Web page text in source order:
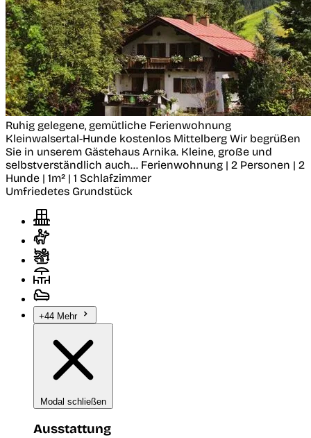
Ruhig gelegene, gemütliche Ferienwohnung
Kleinwalsertal-Hunde kostenlos Mittelberg Wir begrüßen
Sie in unserem Gästehaus Arnika. Kleine, große und
selbstverständlich auch... Ferienwohnung | 2 Personen | 2
Hunde | 1m² | 1 Schlafzimmer
Umfriedetes Grundstück
+44 Mehr
Modal schließen
Ausstattung